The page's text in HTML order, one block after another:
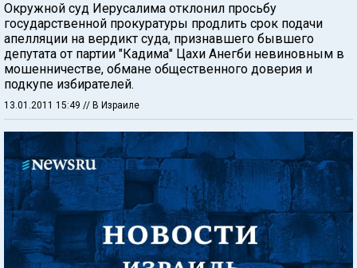
Окружной суд Иерусалима отклонил просьбу
государственной прокуратуры продлить срок подачи
апелляции на вердикт суда, признавшего бывшего
депутата от партии "Кадима" Цахи Анегби невиновным в
мошенничестве, обмане общественного доверия и
подкупе избирателей.
13.01.2011 15:49 // В Израиле